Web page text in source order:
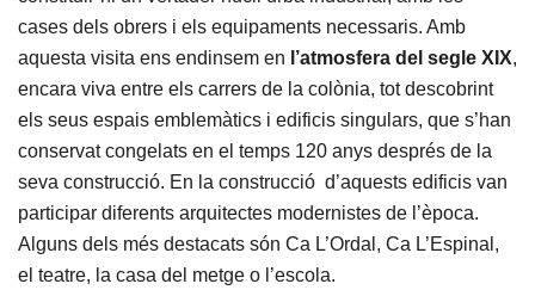
cases dels obrers i els equipaments necessaris. Amb
aquesta visita ens endinsem en l’atmosfera del segle XIX,
encara viva entre els carrers de la colònia, tot descobrint
els seus espais emblemàtics i edificis singulars, que s’han
conservat congelats en el temps 120 anys després de la
seva construcció. En la construcció d’aquests edificis van
participar diferents arquitectes modernistes de l’època.
Alguns dels més destacats són Ca L’Ordal, Ca L’Espinal,
el teatre, la casa del metge o l’escola.